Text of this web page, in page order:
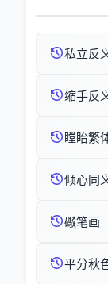
私立反
缩手反
瞠眙繁
倾心同
礟笔画
平分秋